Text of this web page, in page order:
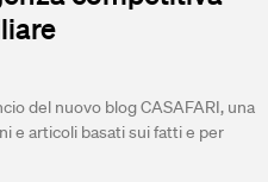
del nuovo blog CASAFARI, una
e articoli basati sui fatti e per